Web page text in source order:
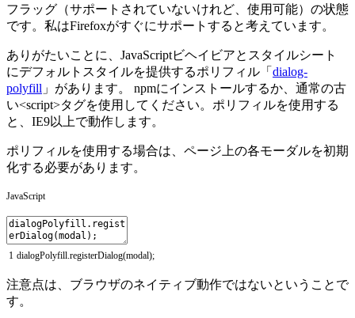
フラッグ（サポートされていないけれど、使用可能）の状態
です。私はFirefoxがすぐにサポートすると考えています。
ありがたいことに、JavaScriptビヘイビアとスタイルシート
にデフォルトスタイルを提供するポリフィル「 dialog-
polyfill 」があります。 npmにインストールするか、通常の古
い<script>タグを使用してください。ポリフィルを使用する
と、IE9以上で動作します。
ポリフィルを使用する場合は、ページ上の各モーダルを初期
化する必要があります。
JavaScript
1 dialogPolyfill.registerDialog(modal);
注意点は、ブラウザのネイティブ動作ではないということで
す。